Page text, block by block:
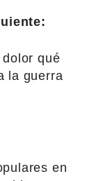
qué
la guerra
en